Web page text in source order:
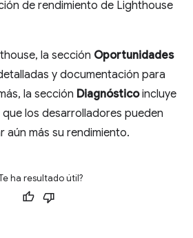
de rendimiento de Lighthouse
la sección Oportunidades
y documentación para
la sección Diagnósticoincluye
los desarrolladores pueden
aún más su rendimiento.
ha resultado útil?